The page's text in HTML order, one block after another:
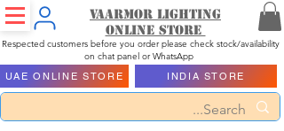
Vaarmor Lighting
ONLINE STORE
Respected customers before you order please check stock/availability
on chat panel or WhatsApp
UAE ONLINE STORE INDIA STORE